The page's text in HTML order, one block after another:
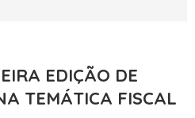
EDIÇÃO DE
TEMÁTICA FISCAL